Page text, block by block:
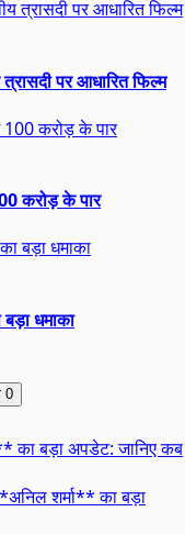
पर आधारित फिल्म
करोड़ के पार
धमाका
0
शर्मा** का बड़ा